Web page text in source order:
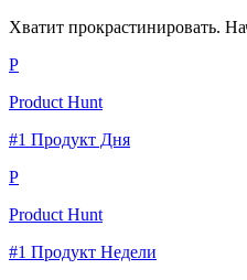
Хватит прокрастинировать.
P
Product Hunt
#1 Продукт Дня
P
Product Hunt
#1 Продукт Недели